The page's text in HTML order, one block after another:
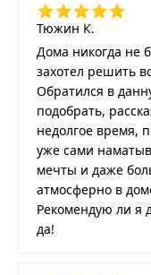
Тюжин К.
Дома никогда не
захотел решить
Обратился в
подобрать,
недолгое время,
уже сами
мечты и даже
атмосферно в
Рекомендую ли я
да!